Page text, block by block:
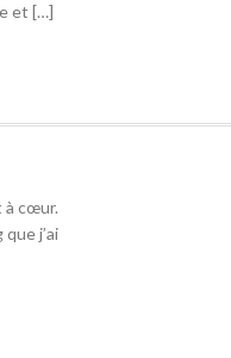
et […]
à cœur.
j’ai